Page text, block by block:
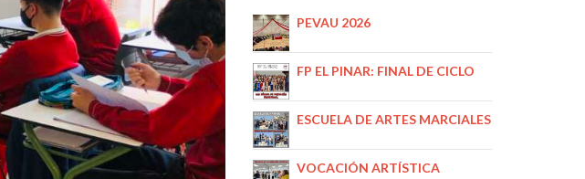
PEVAU 2026
FP EL PINAR: FINAL DE CICLO
ESCUELA DE ARTES MARCIALES
VOCACIÓN ARTÍSTICA